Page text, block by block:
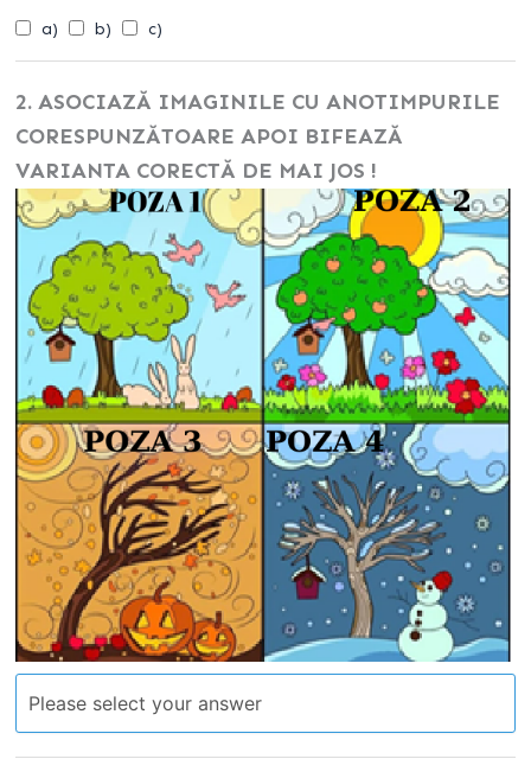
a) b) c)
2. ASOCIAZĂ IMAGINILE CU ANOTIMPURILE
CORESPUNZĂTOARE APOI BIFEAZĂ
VARIANTA CORECTĂ DE MAI JOS !